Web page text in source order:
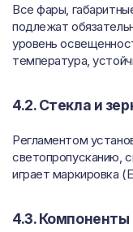
Все фары,
подлежат
уровень
температура,
4.2. Стекла и
Регламентом
светопропусканию,
играет маркировка
4.3.